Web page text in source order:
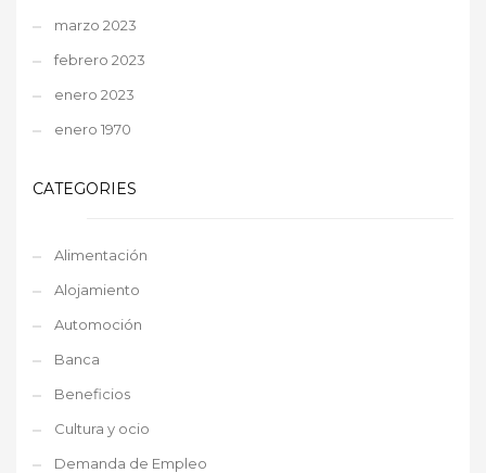
marzo 2023
febrero 2023
enero 2023
enero 1970
CATEGORIES
Alimentación
Alojamiento
Automoción
Banca
Beneficios
Cultura y ocio
Demanda de Empleo